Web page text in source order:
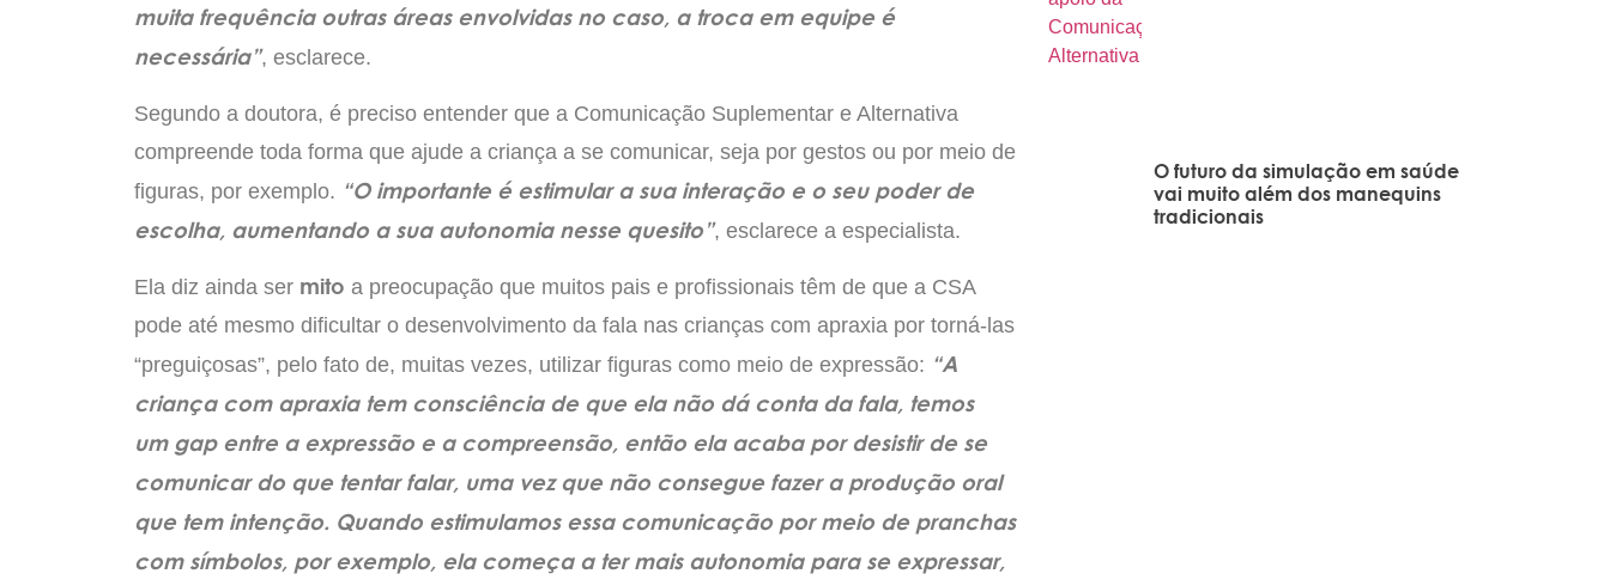
muita frequência outras áreas envolvidas no caso, a troca em equipe é
necessária”, esclarece.
Segundo a doutora, é preciso entender que a Comunicação Suplementar e Alternativa
compreende toda forma que ajude a criança a se comunicar, seja por gestos ou por meio de
figuras, por exemplo. “O importante é estimular a sua interação e o seu poder de
escolha, aumentando a sua autonomia nesse quesito”, esclarece a especialista.
Ela diz ainda ser mito a preocupação que muitos pais e profissionais têm de que a CSA
pode até mesmo dificultar o desenvolvimento da fala nas crianças com apraxia por torná-las
“preguiçosas”, pelo fato de, muitas vezes, utilizar figuras como meio de expressão: “A
criança com apraxia tem consciência de que ela não dá conta da fala, temos
um gap entre a expressão e a compreensão, então ela acaba por desistir de se
comunicar do que tentar falar, uma vez que não consegue fazer a produção oral
que tem intenção. Quando estimulamos essa comunicação por meio de pranchas
com símbolos, por exemplo, ela começa a ter mais autonomia para se expressar,
O futuro da simulação em saúde
vai muito além dos manequins
tradicionais